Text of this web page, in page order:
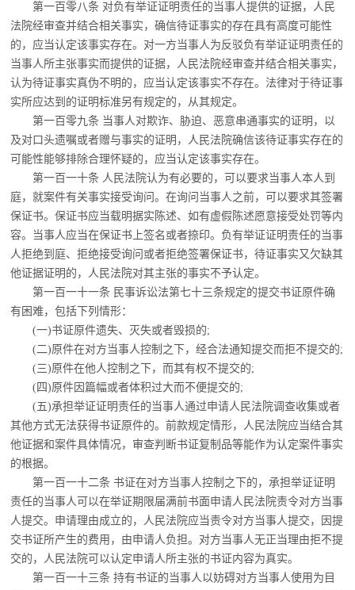
第一百零八条 对负有举证证明责任的当事人提供的证据，人民
法院经审查并结合相关事实，确信待证事实的存在具有高度可能性
的，应当认定该事实存在。对一方当事人为反驳负有举证证明责任的
当事人所主张事实而提供的证据，人民法院经审查并结合相关事实，
认为待证事实真伪不明的，应当认定该事实不存在。法律对于待证事
实所应达到的证明标准另有规定的，从其规定。
第一百零九条 当事人对欺诈、胁迫、恶意串通事实的证明，以
及对口头遗嘱或者赠与事实的证明，人民法院确信该待证事实存在的
可能性能够排除合理怀疑的，应当认定该事实存在。
第一百一十条 人民法院认为有必要的，可以要求当事人本人到
庭，就案件有关事实接受询问。在询问当事人之前，可以要求其签署
保证书。保证书应当载明据实陈述、如有虚假陈述愿意接受处罚等内
容。当事人应当在保证书上签名或者捺印。负有举证证明责任的当事
人拒绝到庭、拒绝接受询问或者拒绝签署保证书，待证事实又欠缺其
他证据证明的，人民法院对其主张的事实不予认定。
第一百一十一条 民事诉讼法第七十三条规定的提交书证原件确
有困难，包括下列情形：
(一)书证原件遗失、灭失或者毁损的;
(二)原件在对方当事人控制之下，经合法通知提交而拒不提交的;
(三)原件在他人控制之下，而其有权不提交的;
(四)原件因篇幅或者体积过大而不便提交的;
(五)承担举证证明责任的当事人通过申请人民法院调查收集或者
其他方式无法获得书证原件的。前款规定情形，人民法院应当结合其
他证据和案件具体情况，审查判断书证复制品等能作为认定案件事实
的根据。
第一百一十二条 书证在对方当事人控制之下的，承担举证证明
责任的当事人可以在举证期限届满前书面申请人民法院责令对方当事
人提交。 申请理由成立的，人民法院应当责令对方当事人提交，因提
交书证所产生的费用，由申请人负担。对方当事人无正当理由拒不提
交的，人民法院可以认定申请人所主张的书证内容为真实。
第一百一十三条 持有书证的当事人以妨碍对方当事人使用为目